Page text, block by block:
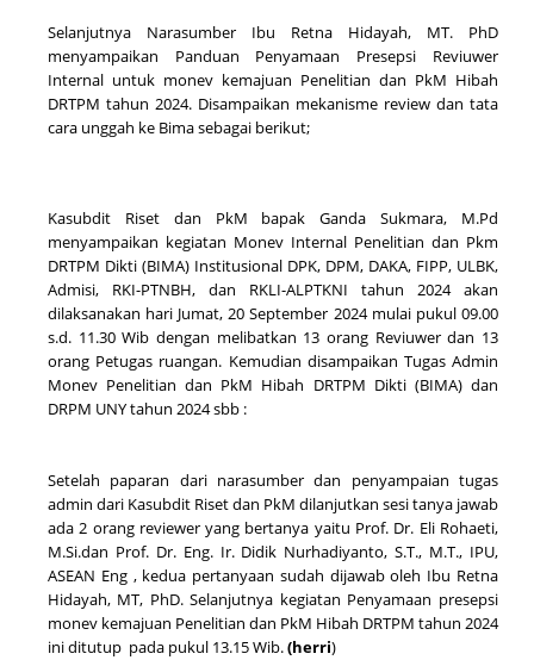
Selanjutnya Narasumber Ibu Retna Hidayah, MT. PhD
menyampaikan Panduan
Penyamaan Presepsi Reviuwer
Internal untuk monev kemajuan Penelitian dan PkM Hibah
DRTPM tahun 2024. Disampaikan mekanisme review dan tata
cara unggah ke Bima sebagai berikut;
Kasubdit Riset dan PkM bapak Ganda Sukmara, M.Pd
menyampaikan kegiatan Monev Internal Penelitian dan Pkm
DRTPM Dikti (BIMA) Institusional DPK, DPM, DAKA, FIPP, ULBK,
Admisi, RKI-PTNBH, dan RKLI-ALPTKNI tahun 2024 akan
dilaksanakan hari Jumat, 20 September 2024 mulai pukul 09.00
s.d. 11.30 Wib dengan melibatkan 13 orang Reviuwer dan 13
orang Petugas ruangan. Kemudian disampaikan Tugas Admin
Monev Penelitian dan PkM Hibah DRTPM Dikti (BIMA) dan
DRPM UNY tahun 2024 sbb :
Setelah paparan dari narasumber dan penyampaian tugas
admin dari Kasubdit Riset dan PkM dilanjutkan sesi tanya jawab
ada 2 orang reviewer yang bertanya yaitu Prof. Dr. Eli Rohaeti,
M.Si.dan Prof. Dr. Eng. Ir. Didik Nurhadiyanto, S.T., M.T., IPU,
ASEAN Eng , kedua pertanyaan sudah dijawab oleh Ibu Retna
Hidayah, MT, PhD.Selanjutnya kegiatan Penyamaan presepsi
monev kemajuan Penelitian dan PkM Hibah DRTPM tahun 2024
ini ditutup pada pukul 13.15 Wib.(herri)